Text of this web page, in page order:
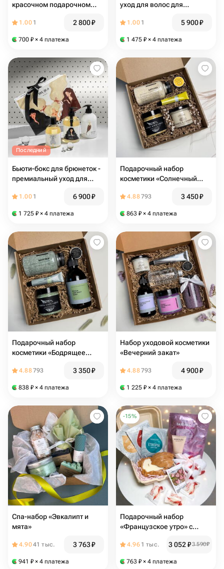
красочном подарочном
1.00 1 2 800₽
700 ₽ × 4 платежа
уход для волос для
1.00 1 5 900₽
1 475 ₽ × 4 платежа
Последний
Бьюти-бокс для брюнеток -
премиальный уход для
1.00 1 6 900₽
1 725 ₽ × 4 платежа
Подарочный набор
косметики «Солнечный
4.88793 3 450₽
863 ₽ × 4 платежа
Подарочный набор
косметики «Бодрящее
4.88793 3 350₽
838 ₽ × 4 платежа
Набор уходовой косметики
«Вечерний закат»
4.88793 4 900₽
1 225 ₽ × 4 платежа
Спа-набор «Эвкалипт и
мята»
4.9041 тыс. 3 763₽
941 ₽ × 4 платежа
-15%
Подарочный набор
«Французское утро» с
круассана 🥐
4.96 1 тыс. 3 052₽3 590₽
763 ₽ × 4 платежа